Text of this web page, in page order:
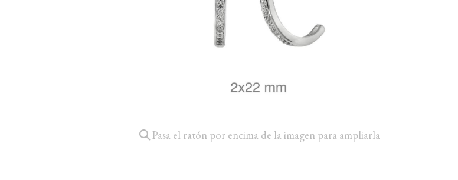
Pasa el ratón por encima de la imagen para ampliarla